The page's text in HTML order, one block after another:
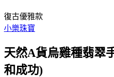
復古優雅款
小樂珠寶
天然A貨烏雞種翡翠
和成功)